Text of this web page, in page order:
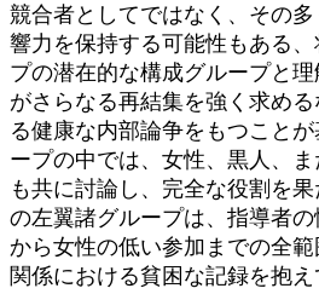
競合者としてではなく、その
響力を保持する可能性もある
プの潜在的な構成グループと
がさらなる再結集を強く求め
る健康な内部論争をもつこと
ープの中では、女性、黒人、
も共に討論し、完全な役割を
の左翼諸グループは、指導者
から女性の低い参加までの全
関係における貧困な記録を抱え